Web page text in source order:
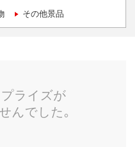
その他景品